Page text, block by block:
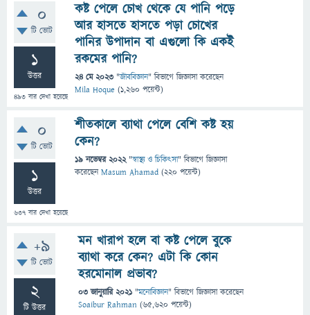
0
টি ভোট
1
উত্তর
493 বার দেখা হয়েছে
কষ্ট পেলে চোখ থেকে যে পানি পড়ে
আর হাসতে হাসতে পড়া চোখের
পানির উপাদান বা এগুলো কি একই
রকমের পানি?
24 মে 2023 "জীববিজ্ঞান" বিভাগে জিজ্ঞাসাকরেছেন
Mila Hoque (1,260 পয়েন্ট)
0
টি ভোট
1
উত্তর
637 বার দেখা হয়েছে
শীতকালে ব্যাথা পেলে বেশি কষ্ট হয়
কেন?
19 নভেম্বর 2022 "স্বাস্থ্য ও চিকিৎসা" বিভাগে জিজ্ঞাসা
করেছেনMasum Ahamad (220 পয়েন্ট)
+9
টি ভোট
2
টি উত্তর
মন খারাপ হলে বা কষ্ট পেলে বুকে
ব্যাথা করে কেন? এটা কি কোন
হরমোনাল প্রভাব?
03 জানুয়ারি 2021 "মনোবিজ্ঞান" বিভাগে জিজ্ঞাসাকরেছেন
Soaibur Rahman (65,620 পয়েন্ট)